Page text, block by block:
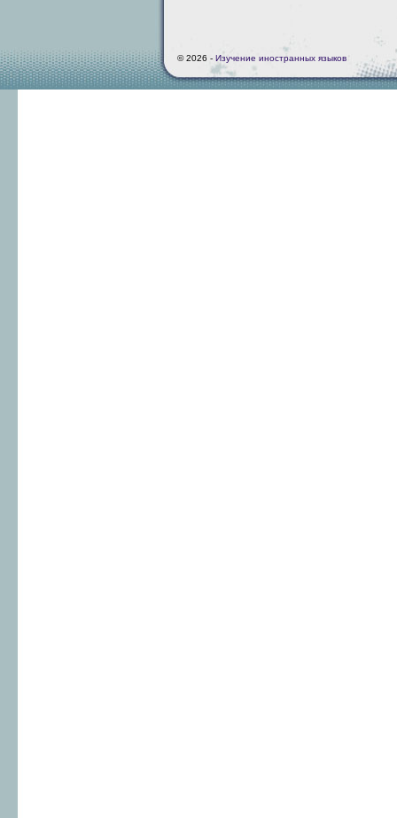
© 2026 - Изучение иностранных языков